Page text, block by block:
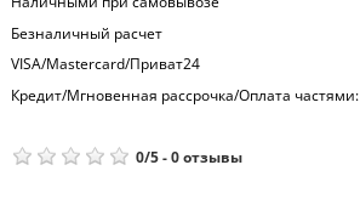
Безналичный расчет
VISA/Mastercard/Приват24
Кредит/Мгновенная рассрочка/Оплата частями:
0/5-0отзывы